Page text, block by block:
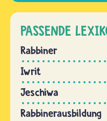
PASSENDE
Rabbiner
Iwrit
Jeschiwa
Rabbinerausbildung